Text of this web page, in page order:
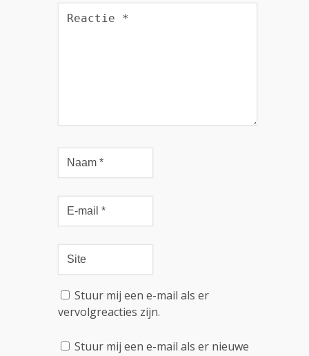
Stuur mij een e-mail als er
vervolgreacties zijn.
Stuur mij een e-mail als er nieuwe